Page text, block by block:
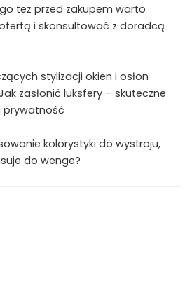
też przed zakupem warto
i skonsultować z doradcą
stylizacji okien i osłon
zasłonić luksfery – skuteczne
prywatność
kolorystyki do wystroju,
do wenge?